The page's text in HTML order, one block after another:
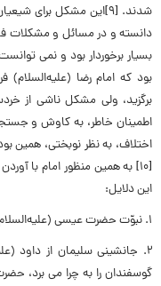
شدند. [۹]این مشکل براى
دانسته و در مسائل و مشکلات
بسیار برخوردار بود و نمى‌
بود که امام رضا (علیه‌السلام)
برگزید، ولى مشکل ناشى از
اطمینان خاطر، به کاوش و
اختلاف، به نظر نوبختى، همین
[۱۰] به همین منظور امام با
این دلایل:
۱. نبوّت حضرت عیسى (علیه‌السلام) در دوران شیرخوارگى[۱۱]
۲. جانشینى سلیمان از داود
گوسفندان را به چرا مى ‌برد،